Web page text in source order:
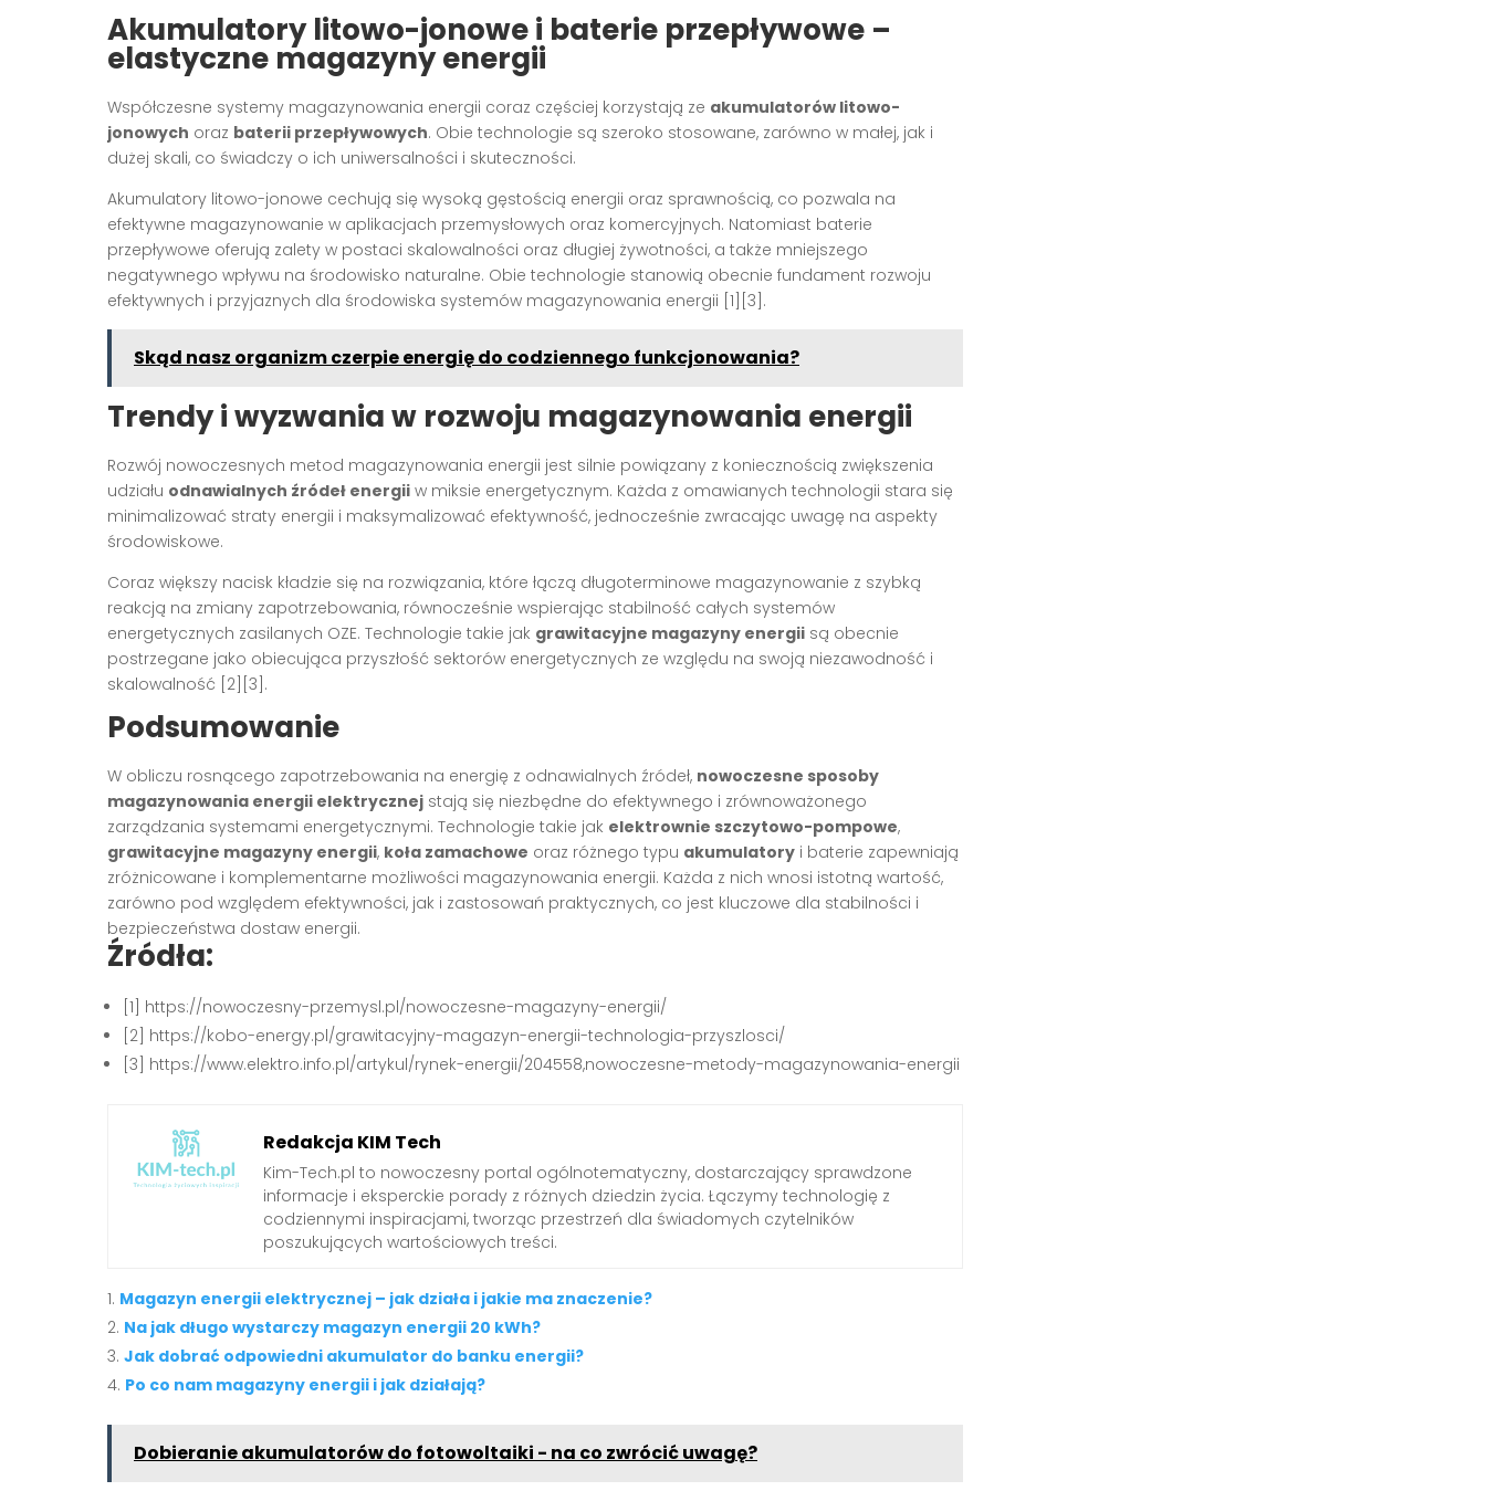
Akumulatory litowo-jonowe i baterie przepływowe –
elastyczne magazyny energii
Współczesne systemy magazynowania energii coraz częściej korzystają ze akumulatorów litowo-
jonowych oraz baterii przepływowych. Obie technologie są szeroko stosowane, zarówno w małej, jak i
dużej skali, co świadczy o ich uniwersalności i skuteczności.
Akumulatory litowo-jonowe cechują się wysoką gęstością energii oraz sprawnością, co pozwala na
efektywne magazynowanie w aplikacjach przemysłowych oraz komercyjnych. Natomiast baterie
przepływowe oferują zalety w postaci skalowalności oraz długiej żywotności, a także mniejszego
negatywnego wpływu na środowisko naturalne. Obie technologie stanowią obecnie fundament rozwoju
efektywnych i przyjaznych dla środowiska systemów magazynowania energii [1][3].
Skąd nasz organizm czerpie energię do codziennego funkcjonowania?
Trendy i wyzwania w rozwoju magazynowania energii
Rozwój nowoczesnych metod magazynowania energii jest silnie powiązany z koniecznością zwiększenia
udziału odnawialnych źródeł energii w miksie energetycznym. Każda z omawianych technologii stara się
minimalizować straty energii i maksymalizować efektywność, jednocześnie zwracając uwagę na aspekty
środowiskowe.
Coraz większy nacisk kładzie się na rozwiązania, które łączą długoterminowe magazynowanie z szybką
reakcją na zmiany zapotrzebowania, równocześnie wspierając stabilność całych systemów
energetycznych zasilanych OZE. Technologie takie jak grawitacyjne magazyny energii są obecnie
postrzegane jako obiecująca przyszłość sektorów energetycznych ze względu na swoją niezawodność i
skalowalność [2][3].
Podsumowanie
W obliczu rosnącego zapotrzebowania na energię z odnawialnych źródeł, nowoczesne sposoby
magazynowania energii elektrycznej stają się niezbędne do efektywnego i zrównoważonego
zarządzania systemami energetycznymi. Technologie takie jak elektrownie szczytowo-pompowe,
grawitacyjne magazyny energii, koła zamachowe oraz różnego typu akumulatory i baterie zapewniają
zróżnicowane i komplementarne możliwości magazynowania energii. Każda z nich wnosi istotną wartość,
zarówno pod względem efektywności, jak i zastosowań praktycznych, co jest kluczowe dla stabilności i
bezpieczeństwa dostaw energii.
Źródła:
[1] https://nowoczesny-przemysl.pl/nowoczesne-magazyny-energii/
[2] https://kobo-energy.pl/grawitacyjny-magazyn-energii-technologia-przyszlosci/
[3] https://www.elektro.info.pl/artykul/rynek-energii/204558,nowoczesne-metody-magazynowania-energii
Redakcja KIM Tech
Kim-Tech.pl to nowoczesny portal ogólnotematyczny, dostarczający sprawdzone
informacje i eksperckie porady z różnych dziedzin życia. Łączymy technologię z
codziennymi inspiracjami, tworząc przestrzeń dla świadomych czytelników
poszukujących wartościowych treści.
Magazyn energii elektrycznej – jak działa i jakie ma znaczenie?
Na jak długo wystarczy magazyn energii 20 kWh?
Jak dobrać odpowiedni akumulator do banku energii?
Po co nam magazyny energii i jak działają?
Dobieranie akumulatorów do fotowoltaiki - na co zwrócić uwagę?